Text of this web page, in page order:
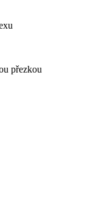
přezkou